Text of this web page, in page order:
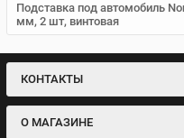
Подставка под автомобиль
мм, 2 шт, винтовая
КОНТАКТЫ
О МАГАЗИНЕ